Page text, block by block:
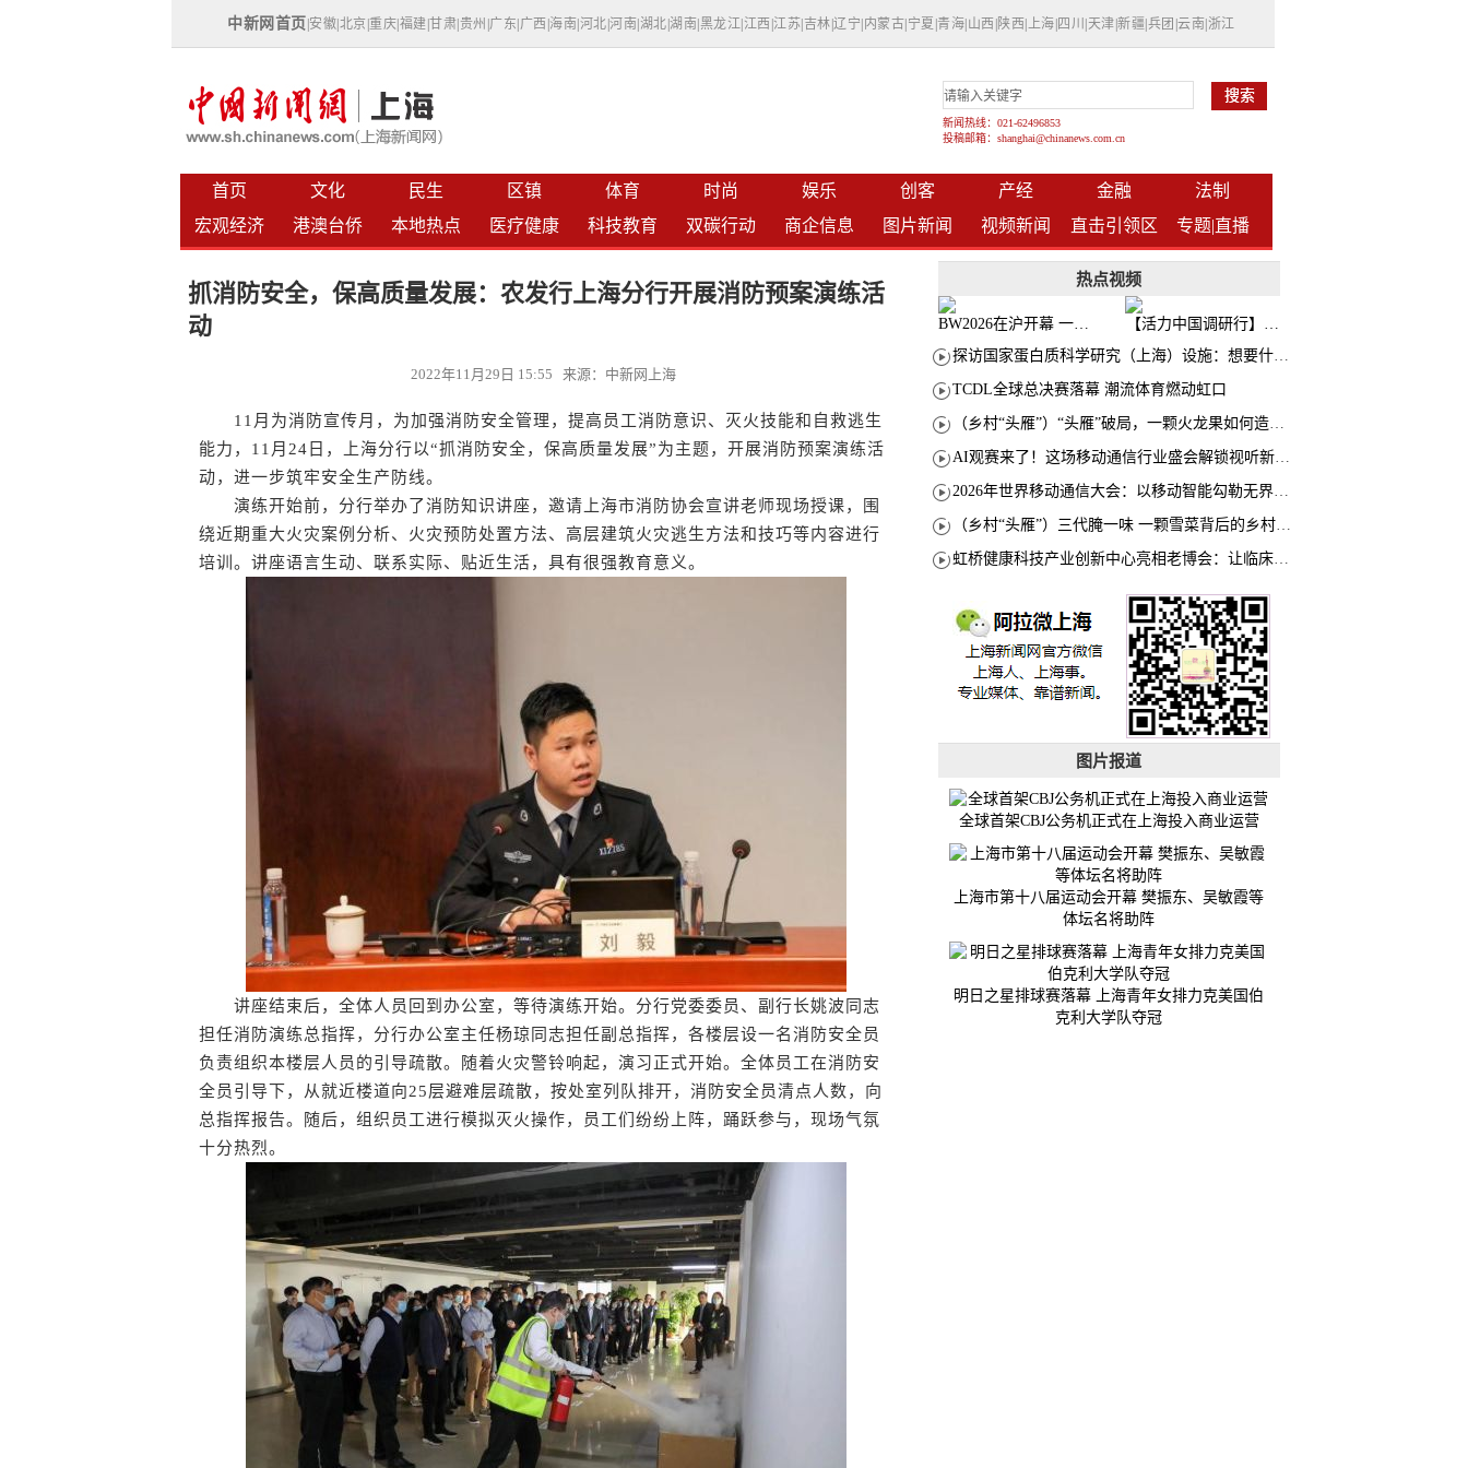
中新网首页 安徽 北京 |重庆 福建 |甘肃 贵州 广东 广西 海南 河北 |河南 湖北 |湖南 黑龙江 江西 江苏 吉林 |辽宁 内蒙古 宁夏 青海 山西 陕西 上海 四川 天津 |新疆 兵团 |云南 浙江
新闻热线：021-62496853
投稿邮箱：shanghai@chinanews.com.cn
首页 文化 民生 区镇 体育 时尚 娱乐 创客 产经 金融
法制
宏观经济
港澳台侨 本地热点 医疗健康 科技教育 双碳行动 商企信息 图片新闻 视频新闻 直击引领区 专题|直播
抓消防安全，保高质量发展：农发行上海分行开展消防预案演练活
动
2022年11月29日 15:55 来源：中新网上海
11月为消防宣传月，为加强消防安全管理，提高员工消防意识、灭火技能和自救逃生
能力，11月24日，上海分行以“抓消防安全，保高质量发展”为主题，开展消防预案演练活
动，进一步筑牢安全生产防线。
演练开始前，分行举办了消防知识讲座，邀请上海市消防协会宣讲老师现场授课，围
绕近期重大火灾案例分析、火灾预防处置方法、高层建筑火灾逃生方法和技巧等内容进行
培训。讲座语言生动、联系实际、贴近生活，具有很强教育意义。
讲座结束后，全体人员回到办公室，等待演练开始。分行党委委员、副行长姚波同志
担任消防演练总指挥，分行办公室主任杨琼同志担任副总指挥，各楼层设一名消防安全员
负责组织本楼层人员的引导疏散。随着火灾警铃响起，演习正式开始。全体员工在消防安
全员引导下，从就近楼道向25层避难层疏散，按处室列队排开，消防安全员清点人数，向
总指挥报告。随后，组织员工进行模拟灭火操作，员工们纷纷上阵，踊跃参与，现场气氛
十分热烈。
热点视频
BW2026在沪开幕 一众次元品牌集中发布全新企划
【活力中国调研行】上海机器人研究院以技术标准撬动长三角智造协同
探访国家蛋白质科学研究（上海）设施：想要什么蛋白 AI直接设计合成
TCDL全球总决赛落幕 潮流体育燃动虹口
（乡村“头雁”）“头雁”破局，一颗火龙果如何造就沪上乡村特色产业化路径
AI观赛来了！这场移动通信行业盛会解锁视听新玩法
2026年世界移动通信大会：以移动智能勾勒无界普惠新愿景
（乡村“头雁”）三代腌一味 一颗雪菜背后的乡村致富经
虹桥健康科技产业创新中心亮相老博会：让临床“需求”定义银发经济新生态
图片报道
全球首架CBJ公务机正式在上海投入商业运营
上海市第十八届运动会开幕 樊振东、吴敏霞等
体坛名将助阵
明日之星排球赛落幕 上海青年女排力克美国伯
克利大学队夺冠